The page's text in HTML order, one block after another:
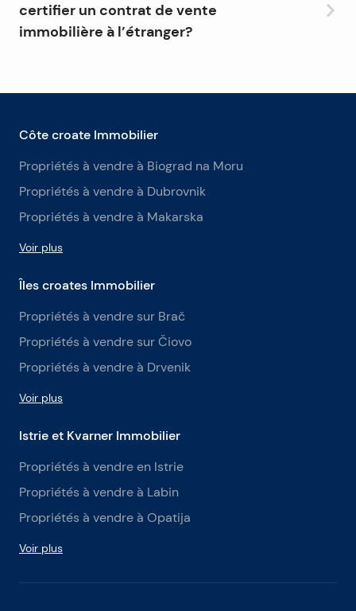
effectué en devise étrangère, la banque le convertira
en euros.
certifier un contrat de vente
immobilière à l’étranger?
de faire authentifier le contrat par notre mission
vente doit être notarié et apostillé.
Côte croate Immobilier
Propriétés à vendre à Biograd na Moru
Propriétés à vendre à Dubrovnik
Propriétés à vendre à Makarska
Voir plus
Îles croates Immobilier
Propriétés à vendre sur Brač
Propriétés à vendre sur Čiovo
Propriétés à vendre à Drvenik
Voir plus
Istrie et Kvarner Immobilier
Propriétés à vendre en Istrie
Propriétés à vendre à Labin
Propriétés à vendre à Opatija
Voir plus